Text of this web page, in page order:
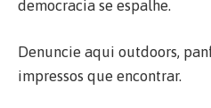
democracia se espalhe.
Denuncie aqui outdoors,
impressos que encontrar.